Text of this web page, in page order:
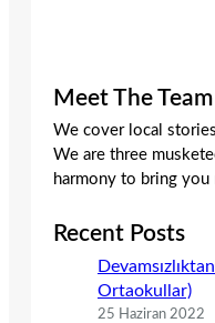
Meet The Team
We cover local
We are three
harmony to bring you
Recent Posts
Ortaokullar)
25 Haziran 2022